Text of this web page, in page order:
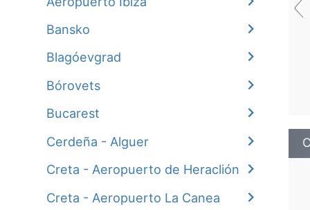
Bansko
Blagóevgrad
Bórovеts
Bucarest
Cerdeña - Alguer
Creta - Aeropuerto de Heraclión
Creta - Aeropuerto La Canea